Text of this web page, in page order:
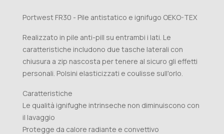
Portwest FR30 - Pile antistatico e ignifugo OEKO-TEX
Realizzato in pile anti-pill su entrambi i lati. Le
caratteristiche includono due tasche laterali con
chiusura a zip nascosta per tenere al sicuro gli effetti
personali. Polsini elasticizzati e coulisse sull'orlo.
Caratteristiche
Le qualità ignifughe intrinseche non diminuiscono con
il lavaggio
Protegge da calore radiante e convettivo